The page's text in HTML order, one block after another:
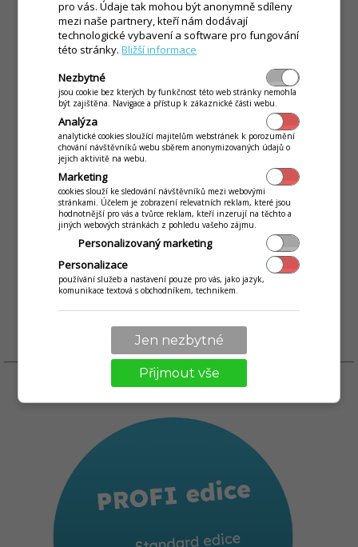
Profesionální sestava kombinuje registrační
pokladnu s dotykovým 15 palcovým displejem spolu
s platebním terminálem s tlačítky a eKasa tiskárnou
s automatickým ořezem dokadů na praktickém
stabilním stojanu. SKLADOVÉ HOSPODÁŘSTVÍ V
CENĚ!
ZJISTIT VÍCE >
od1 200 Kč/ měsíčně *
MÁM ZÁJEM
pro vás. Údaje tak mohou být anonymně sdíleny
mezi naše partnery, kteří nám dodávají
technologické vybavení a software pro fungování
této stránky.Bližší informace
Nezbytné
jsou cookie bez kterých by funkčnost této web stránky nemohla
být zajištěna. Navigace a přístup k zákaznické části webu.
Analýza
analytické cookies sloužící majitelům webstránek k porozumění
chování návštěvníků webu sběrem anonymizovaných údajů o
jejich aktivitě na webu.
Marketing
cookies slouží ke sledování návštěvníků mezi webovými
stránkami. Účelem je zobrazení relevatních reklam, které jsou
hodnotnější pro vás a tvůrce reklam, kteří inzerují na těchto a
jiných webových stránkách z pohledu vašeho zájmu.
Personalizovaný marketing
Personalizace
používání služeb a nastavení pouze pro vás, jako jazyk,
komunikace textová s obchodníkem, technikem.
Jen nezbytné
Přijmout vše